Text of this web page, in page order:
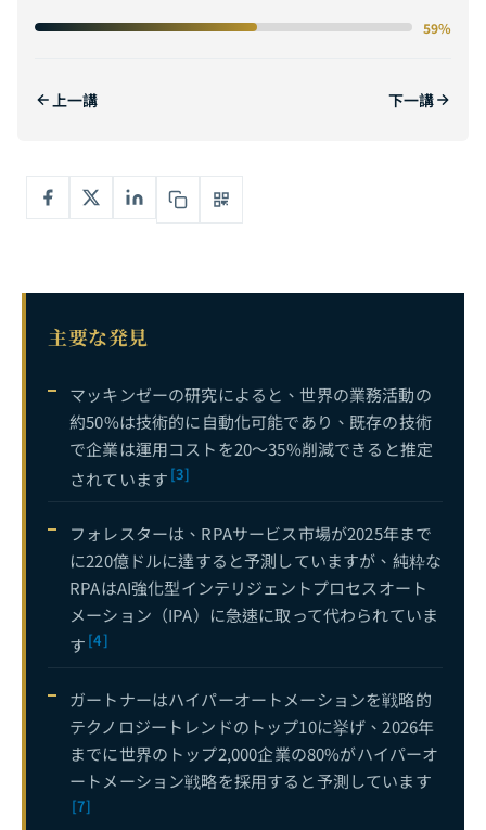
4 AIソフトウェア外注ベンダーの評価方法——企業CTOのための完全選定チェックリスト
10
11 AIカスタマーサービスとインテリジェント対話システム完全ガイド：ルールエンジンからLLM駆動の24時間オムニチャネルスマートサービスまで
エンタープライズ知識管理AI完全ガイド：ドキュメント検索からインテリジェントナレッジベースへ——RAGとLLMで組織の暗黙知を解放する
企業AI導入の「死の谷」——95%のAIパイロットがROIを生まない理由と、成功する5%の共通点
CTO意思決定ガイド——AIエージェント時代の企業技術アーキテクチャ選定：自社構築、SaaS、それともハイブリッド？
59%
上一講 下一講
主要な発見
マッキンゼーの研究によると、世界の業務活動の
約50%は技術的に自動化可能であり、既存の技術
で企業は運用コストを20〜35%削減できると推定
されています [3]
フォレスターは、RPAサービス市場が2025年まで
に220億ドルに達すると予測していますが、純粋な
RPAはAI強化型インテリジェントプロセスオート
メーション（IPA）に急速に取って代わられていま
す [4]
ガートナーはハイパーオートメーションを戦略的
テクノロジートレンドのトップ10に挙げ、2026年
までに世界のトップ2,000企業の80%がハイパーオ
ートメーション戦略を採用すると予測しています
[7]